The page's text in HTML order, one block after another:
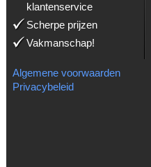
klantenservice
Scherpe prijzen
Vakmanschap!
Algemene voorwaarden
Privacybeleid